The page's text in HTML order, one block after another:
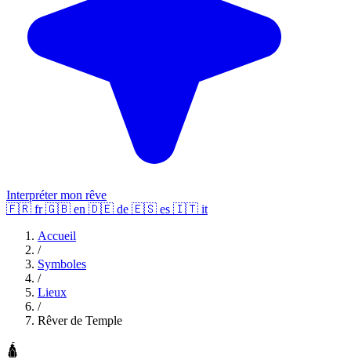
Interpréter mon rêve
🇫🇷 fr 🇬🇧 en 🇩🇪 de 🇪🇸 es 🇮🇹 it
Accueil
/
Symboles
/
Lieux
/
Rêver de Temple
🛕